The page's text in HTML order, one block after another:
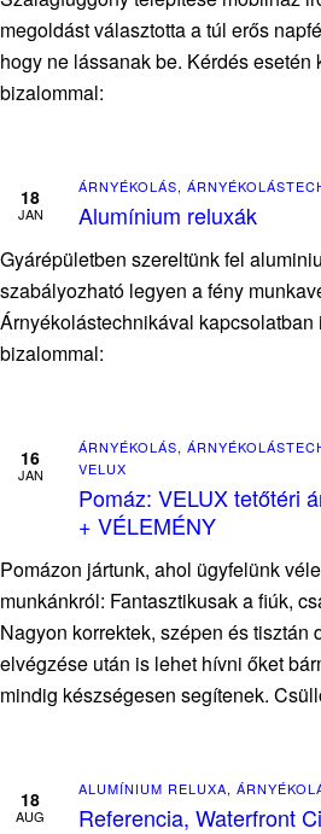
megoldást választotta a túl erős
hogy ne lássanak be. Kérdés esetén
bizalommal:
18
JAN
ÁRNYÉKOLÁS,
Alumínium reluxák
Gyárépületben szereltünk fel
szabályozható legyen a fény
Árnyékolástechnikával kapcsolatban
bizalommal:
16
JAN
ÁRNYÉKOLÁS,
VELUX
Pomáz: VELUX tetőtéri
+ VÉLEMÉNY
Pomázon jártunk, ahol ügyfelünk
munkánkról: Fantasztikusak a fiúk,
Nagyon korrektek, szépen és tisztán
elvégzése után is lehet hívni őket
mindig készségesen segítenek.
18
AUG
ALUMÍNIUM RELUXA,
Referencia, Waterfront